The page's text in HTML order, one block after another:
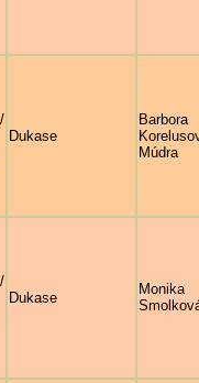
Dukase
Barbora
Múdra
Dukase
Monika